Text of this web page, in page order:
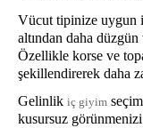
Vücut tipinize uygun
altından daha
Özellikle korse ve
şekillendirerek daha
Gelinlik iç giyim
kusursuz